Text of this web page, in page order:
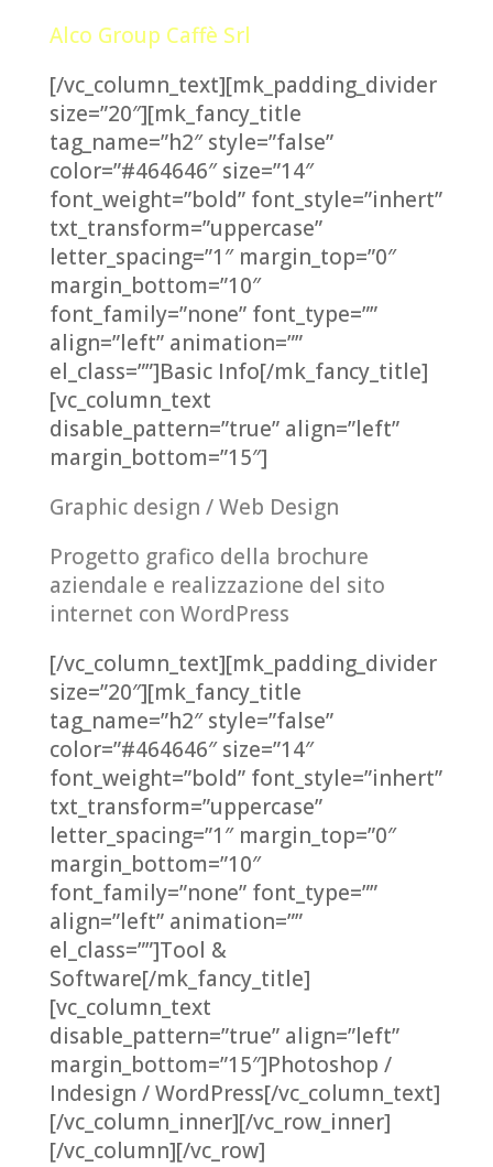
Alco Group Caffè Srl
[/vc_column_text][mk_padding_divider
size=”20″][mk_fancy_title
tag_name=”h2″ style=”false”
color=”#464646″ size=”14″
font_weight=”bold” font_style=”inhert”
txt_transform=”uppercase”
letter_spacing=”1″ margin_top=”0″
margin_bottom=”10″
font_family=”none” font_type=””
align=”left” animation=””
el_class=””]Basic Info[/mk_fancy_title]
[vc_column_text
disable_pattern=”true” align=”left”
margin_bottom=”15″]
Graphic design / Web Design
Progetto grafico della brochure
aziendale e realizzazione del sito
internet con WordPress
[/vc_column_text][mk_padding_divider
size=”20″][mk_fancy_title
tag_name=”h2″ style=”false”
color=”#464646″ size=”14″
font_weight=”bold” font_style=”inhert”
txt_transform=”uppercase”
letter_spacing=”1″ margin_top=”0″
margin_bottom=”10″
font_family=”none” font_type=””
align=”left” animation=””
el_class=””]Tool &
Software[/mk_fancy_title]
[vc_column_text
disable_pattern=”true” align=”left”
margin_bottom=”15″]Photoshop /
Indesign / WordPress[/vc_column_text]
[/vc_column_inner][/vc_row_inner]
[/vc_column][/vc_row]